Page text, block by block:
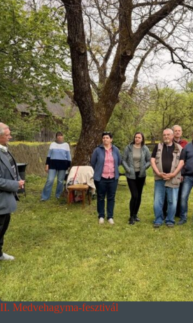
II. Medvehagyma-fesztivál